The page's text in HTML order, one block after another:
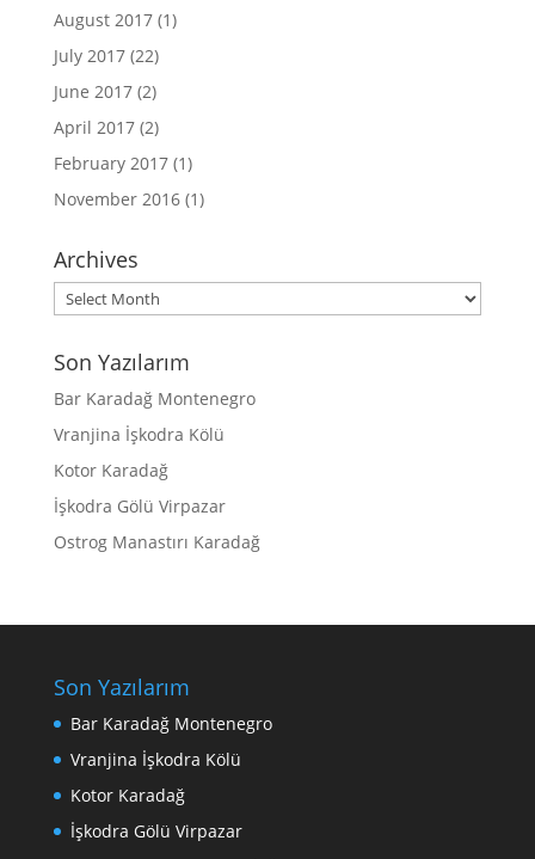
August 2017(1)
July 2017(22)
June 2017(2)
April 2017(2)
February 2017(1)
November 2016(1)
Archives
Archives
Son Yazılarım
Bar Karadağ Montenegro
Vranjina İşkodra Kölü
Kotor Karadağ
İşkodra Gölü Virpazar
Ostrog Manastırı Karadağ
Son Yazılarım
Bar Karadağ Montenegro
Vranjina İşkodra Kölü
Kotor Karadağ
İşkodra Gölü Virpazar